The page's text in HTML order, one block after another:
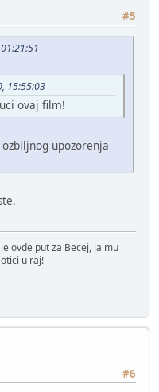
#5
15:55:03
ovaj film!
upozorenja
ovde put za Becej, ja mu
u raj!
#6